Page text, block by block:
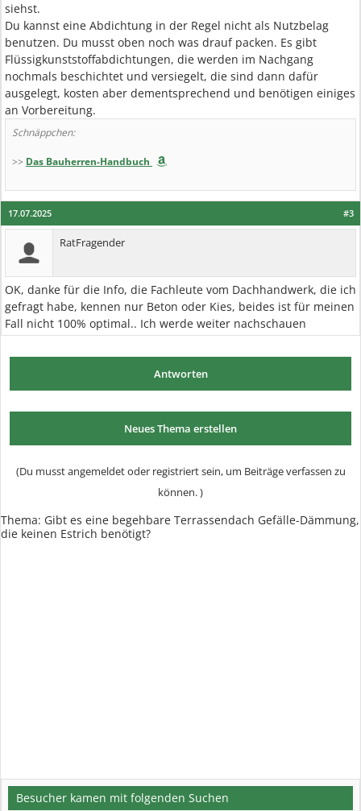
siehst.
Du kannst eine Abdichtung in der Regel nicht als Nutzbelag
benutzen. Du musst oben noch was drauf packen. Es gibt
Flüssigkunststoffabdichtungen, die werden im Nachgang
nochmals beschichtet und versiegelt, die sind dann dafür
ausgelegt, kosten aber dementsprechend und benötigen einiges
an Vorbereitung.
Schnäppchen:
>> Das Bauherren-Handbuch
#3
17.07.2025
RatFragender
OK, danke für die Info, die Fachleute vom Dachhandwerk, die ich
gefragt habe, kennen nur Beton oder Kies, beides ist für meinen
Fall nicht 100% optimal.. Ich werde weiter nachschauen
Antworten
Neues Thema erstellen
(Du musst angemeldet oder registriert sein, um Beiträge verfassen zu
können. )
Thema: Gibt es eine begehbare Terrassendach Gefälle-Dämmung,
die keinen Estrich benötigt?
Besucher kamen mit folgenden Suchen